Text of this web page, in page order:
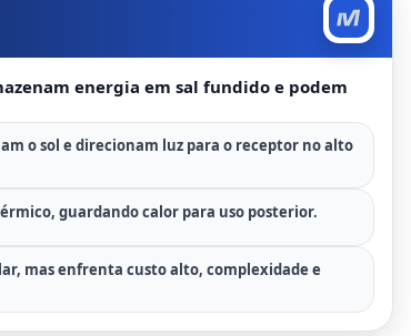
energia em sal fundido e podem
o sol e direcionam luz para o receptor no alto
guardando calor para uso posterior.
mas enfrenta custo alto, complexidade e